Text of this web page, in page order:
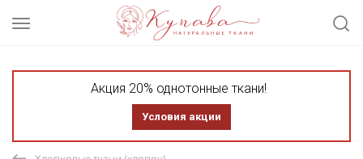
Акция 20% однотонные ткани!
Условия акции